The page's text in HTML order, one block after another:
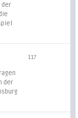
der
der
117